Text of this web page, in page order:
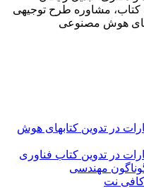
کتاب، مشاوره طرح توجیهی
های هوش مصنوعی
در تدوین کتابهای هوش
در تدوین کتاب فناوری
مهندسی
نت